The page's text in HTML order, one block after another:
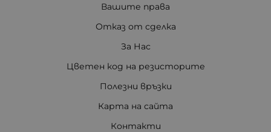
Вашите права
Отказ от сделка
За Нас
Цветен код на резисторите
Полезни връзки
Карта на сайта
Контакти